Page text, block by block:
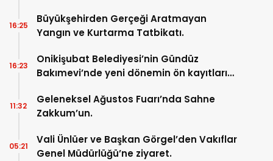
Büyükşehirden Gerçeği Aratmayan
Yangın ve Kurtarma Tatbikatı.
16:25
Onikişubat Belediyesi’nin Gündüz
Bakımevi’nde yeni dönemin ön kayıtları
16:23
Geleneksel Ağustos Fuarı’nda Sahne
Zakkum’un.
11:32
Vali Ünlüer ve Başkan Görgel’den Vakıflar
Genel Müdürlüğü’ne ziyaret.
05:21